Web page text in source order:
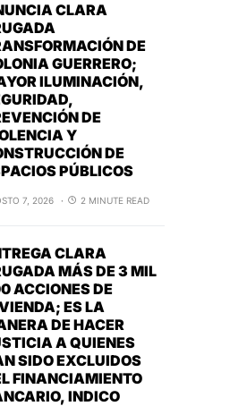
CLARA
DE
GUERRERO;
ILUMINACIÓN,
DE
Y
DE
PÚBLICOS
7, 2026 2 MINUTE READ
CLARA
MÁS DE 3 MIL
ACCIONES DE
ES LA
DE HACER
A QUIENES
SIDO EXCLUIDOS
FINANCIAMIENTO
INDICO